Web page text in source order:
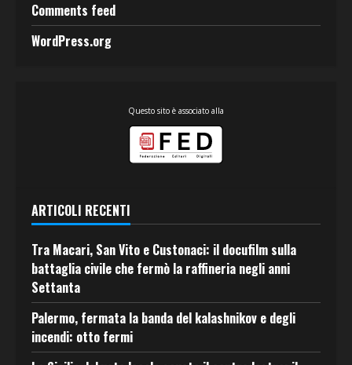
Comments feed
WordPress.org
Questo sito è associato alla
ARTICOLI RECENTI
Tra Macari, San Vito e Custonaci: il docufilm sulla
battaglia civile che fermò la raffineria negli anni
Settanta
Palermo, fermata la banda del kalashnikov e degli
incendi: otto fermi